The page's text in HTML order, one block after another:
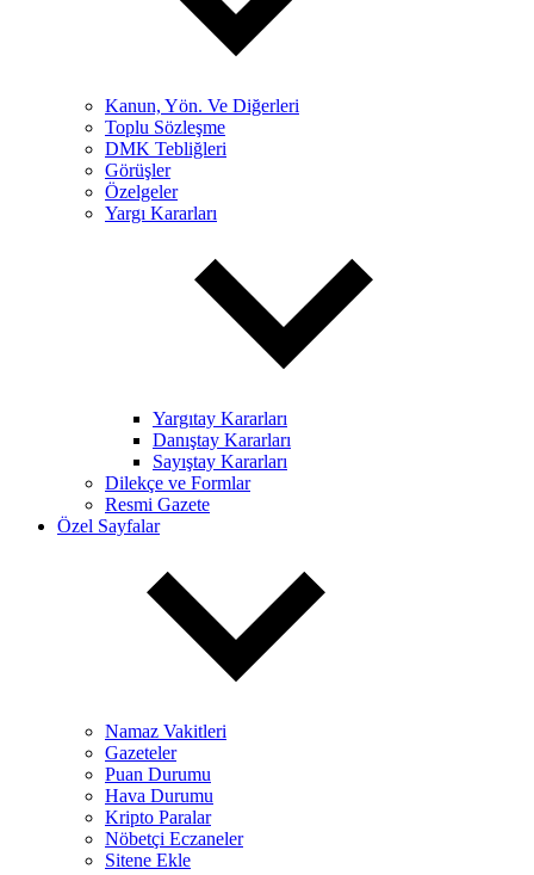
Kanun, Yön. Ve Diğerleri
Toplu Sözleşme
DMK Tebliğleri
Görüşler
Özelgeler
Yargı Kararları
Yargıtay Kararları
Danıştay Kararları
Sayıştay Kararları
Dilekçe ve Formlar
Resmi Gazete
Özel Sayfalar
Namaz Vakitleri
Gazeteler
Puan Durumu
Hava Durumu
Kripto Paralar
Nöbetçi Eczaneler
Sitene Ekle